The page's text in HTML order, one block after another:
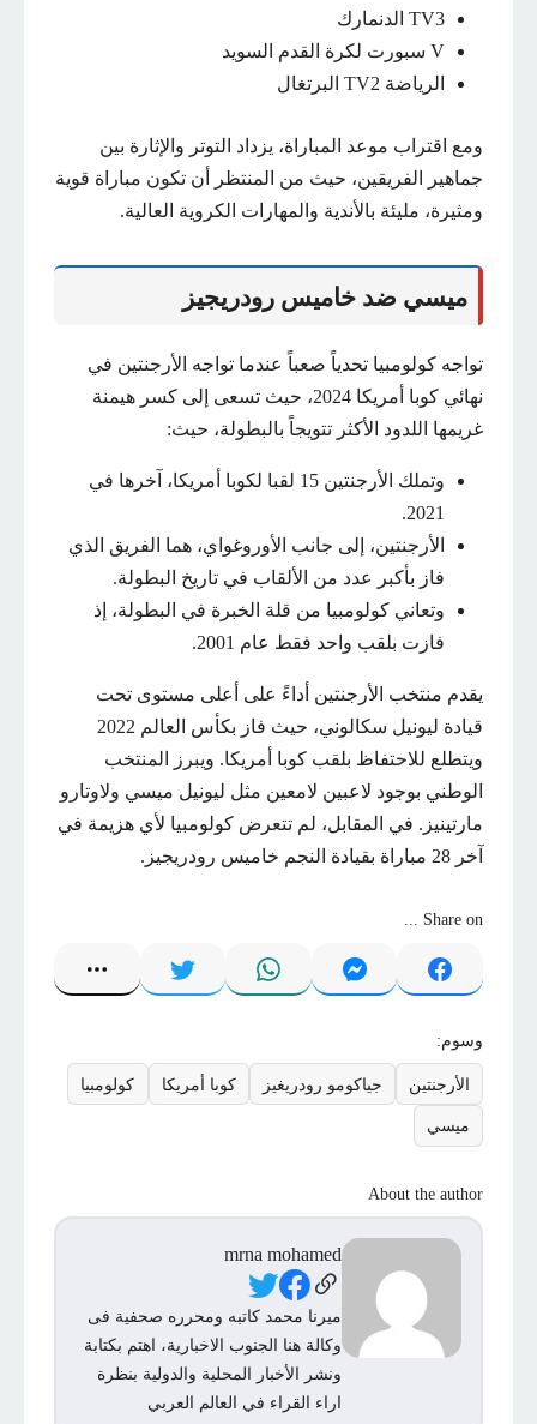
TV3 الدنمارك
V سبورت لكرة القدم السويد
الرياضة TV2 البرتغال
ومع اقتراب موعد المباراة، يزداد التوتر والإثارة بين
جماهير الفريقين، حيث من المنتظر أن تكون مباراة قوية
ومثيرة، مليئة بالأندية والمهارات الكروية العالية.
ميسي ضد خاميس رودريجيز
تواجه كولومبيا تحدياً صعباً عندما تواجه الأرجنتين في
نهائي كوبا أمريكا 2024، حيث تسعى إلى كسر هيمنة
غريمها اللدود الأكثر تتويجاً بالبطولة، حيث:
وتملك الأرجنتين 15 لقبا لكوبا أمريكا، آخرها في
2021.
الأرجنتين، إلى جانب الأوروغواي، هما الفريق الذي
فاز بأكبر عدد من الألقاب في تاريخ البطولة.
وتعاني كولومبيا من قلة الخبرة في البطولة، إذ
فازت بلقب واحد فقط عام 2001.
يقدم منتخب الأرجنتين أداءً على أعلى مستوى تحت
قيادة ليونيل سكالوني، حيث فاز بكأس العالم 2022
ويتطلع للاحتفاظ بلقب كوبا أمريكا. ويبرز المنتخب
الوطني بوجود لاعبين لامعين مثل ليونيل ميسي ولاوتارو
مارتينيز. في المقابل، لم تتعرض كولومبيا لأي هزيمة في
آخر 28 مباراة بقيادة النجم خاميس رودريجيز.
Share on ...
وسوم:
الأرجنتين جياكومو رودريغيز كوبا أمريكا كولومبيا
ميسي
About the author
mrna mohamed
Social Links
ميرنا محمد كاتبه ومحرره صحفية فى
وكالة هنا الجنوب الاخبارية، اهتم بكتابة
ونشر الأخبار المحلية والدولية بنظرة
اراء القراء في العالم العربي